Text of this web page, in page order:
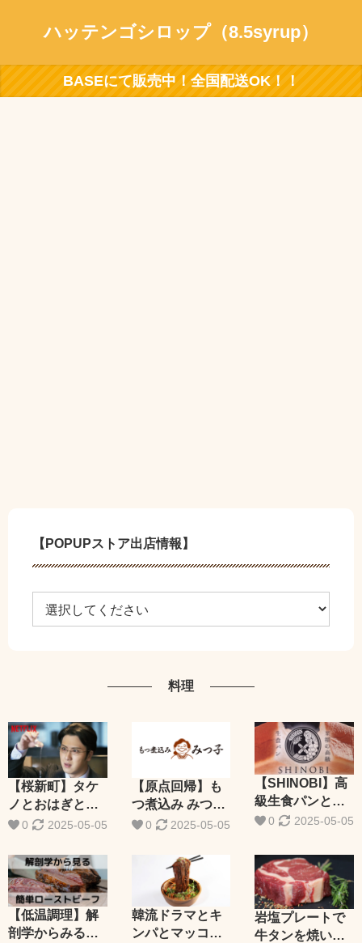
ハッテンゴシロップ（8.5syrup）
BASEにて販売中！全国配送OK！！
【POPUPストア出店情報】
料理
【桜新町】タケ
ノとおはぎとサ
ザエさん
0 2025-05-05
【原点回帰】も
つ煮込み みつ子
のレビューと昭
0 2025-05-05
【SHINOBI】高
級生食パンとフ
ルーツサンド
0 2025-05-05
【低温調理】解
剖学からみる簡
韓流ドラマとキ
ンパとマッコリ
岩塩プレートで
牛タンを焼いて